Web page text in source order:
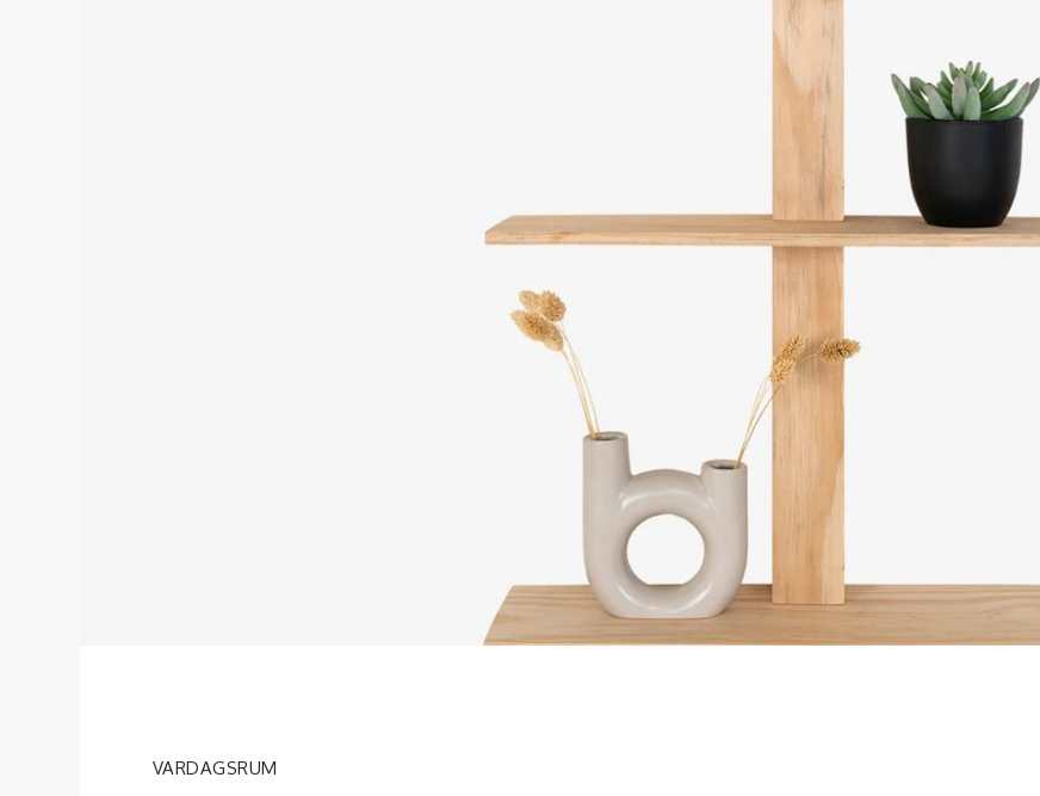
VARDAGSRUM